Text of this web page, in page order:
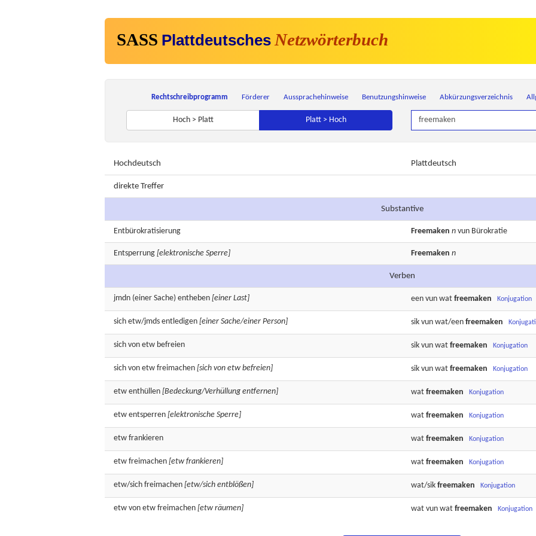
SASS Plattdeutsches Netzwörterbuch
Rechtschreibprogramm Förderer Aussprachehinweise Benutzungshinweise Abkürzungsverzeichnis
Hoch > Platt Platt > Hoch
Hochdeutsch Plattdeutsch
direkte Treffer
Substantive
Entbürokratisierung Freemaken n vun Bürokratie
Entsperrung [elektronische Sperre] Freemaken n
Verben
jmdn (einer Sache) entheben [einer Last] een vun wat freemaken Konjugation
sich etw/jmds entledigen [einer Sache/einer Person] sik vun wat/een freemaken
sich von etw befreien sik vun wat freemaken Konjugation
sich von etw freimachen [sich von etw befreien] sik vun wat freemaken Konjugation
etw enthüllen [Bedeckung/Verhüllung entfernen] wat freemaken Konjugation
etw entsperren [elektronische Sperre] wat freemaken Konjugation
etw frankieren wat freemaken Konjugation
etw freimachen [etw frankieren] wat freemaken Konjugation
etw/sich freimachen [etw/sich entblößen] wat/sik freemaken Konjugation
etw von etw freimachen [etw räumen] wat vun wat freemaken Konjugation